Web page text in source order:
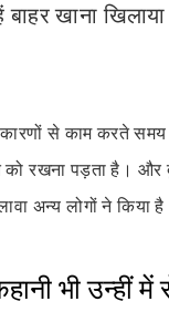
खाना खिलाया
कारणों से काम करते
को रखना पड़ता है। और
अन्य लोगों ने किया
भी उन्हीं